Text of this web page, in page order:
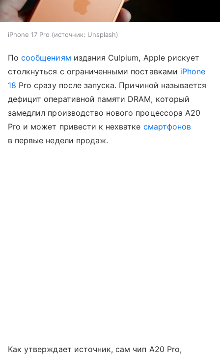
iPhone 17 Pro источник: Unsplash
Посообщениям издания Culpium, Apple рискует
столкнуться с ограниченными поставками iPhone
18 Pro сразу после запуска. Причиной называется
дефицит оперативной памяти DRAM, который
замедлил производство нового процессора A20
Pro и может привести к нехватке смартфонов
в первые недели продаж.
Как утверждает источник, сам чип A20 Pro,